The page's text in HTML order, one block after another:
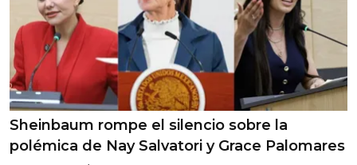
Sheinbaum rompe el silencio sobre la
polémica de Nay Salvatori y Grace Palomares